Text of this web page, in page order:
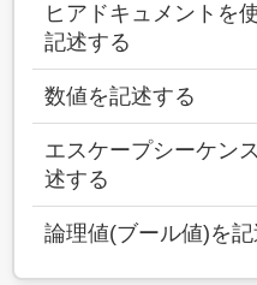
ヒアドキュメントを
記述する
数値を記述する
エスケープシーケン
述する
論理値(ブール値)を記